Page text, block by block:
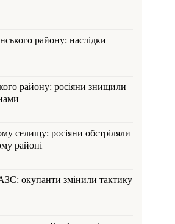
району: наслідки
району: росіяни знищили
селищу: росіяни обстріляли
районі
окупанти змінили тактику